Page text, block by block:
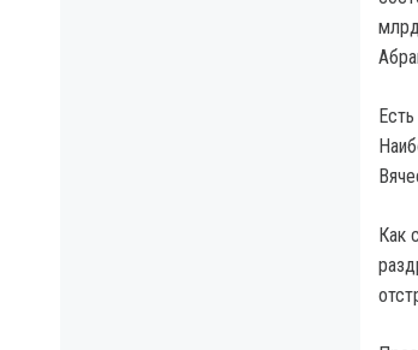
Как